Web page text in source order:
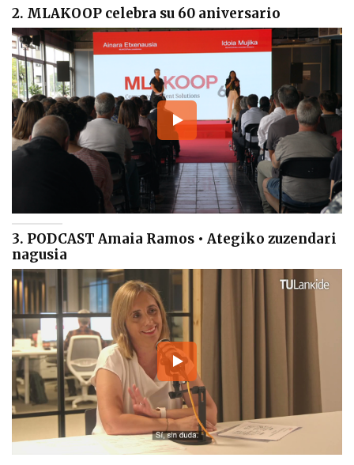
2. MLAKOOP celebra su 60 aniversario
3. PODCAST Amaia Ramos • Ategiko zuzendari
nagusia